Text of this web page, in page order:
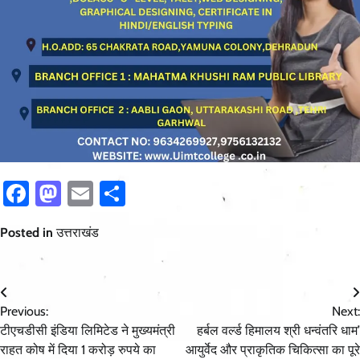
Facebook
Mastodon
Email
Posted inउत्तराखंड
Post
navigation
Previous:
टीएचडीसी इंडिया लिमिटेड ने मुख्यमंत्री
राहत कोष में दिया 1 करोड़ रुपये का
Next:
हर्बल वर्ल्ड हिमालय श्री धन्वंतरि धाम’
आयुर्वेद और प्राकृतिक चिकित्सा का पूरे